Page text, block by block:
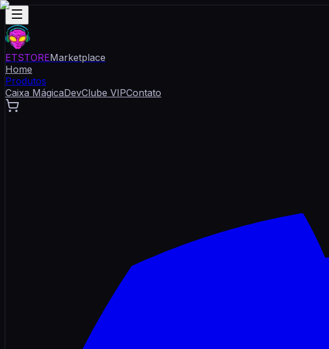
ETSTOREMarketplace
Home
Produtos
Caixa MágicaDevClube VIPContato